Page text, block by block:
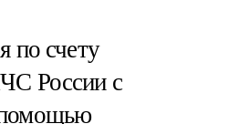
по счету
России с